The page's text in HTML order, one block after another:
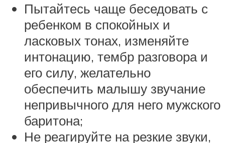
Пытайтесь чаще беседовать с
ребенком в спокойных и
ласковых тонах, изменяйте
интонацию, тембр разговора и
его силу, желательно
обеспечить малышу звучание
непривычного для него мужского
баритона;
Не реагируйте на резкие звуки,